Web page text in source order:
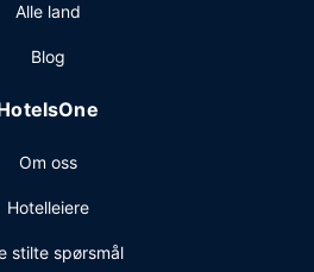
Alle land
Blog
Om oss
Hotelleiere
stilte spørsmål